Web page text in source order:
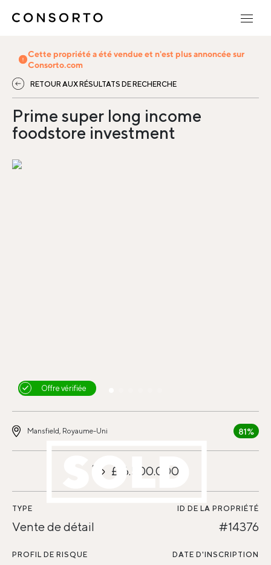
Cette propriété a été vendue et n'est plus annoncée sur
Consorto.com
RETOUR AUX RÉSULTATS DE RECHERCHE
Prime super long income
foodstore investment
Offre vérifiée
Mansfield, Royaume-Uni 81%
£16.500.000
TYPE
Vente de détail
ID DE LA PROPRIÉTÉ
#14376
PROFIL DE RISQUE DATE D'INSCRIPTION